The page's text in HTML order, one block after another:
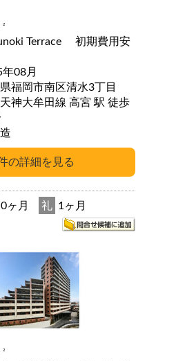
2
Terrace 初期費用安
08月
福岡市南区清水3丁目
神大牟田線 高宮 駅 徒歩
0ヶ月 礼 1ヶ月
2